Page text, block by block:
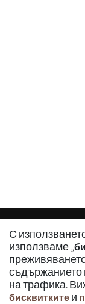
С
използваме „
съдържанието
на трафика.
бисквитките и